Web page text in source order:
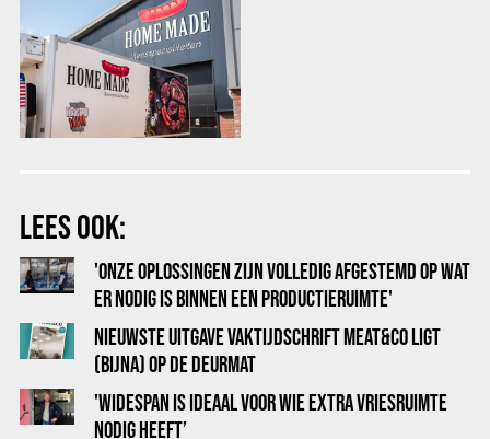
LEES OOK:
'ONZE OPLOSSINGEN ZIJN VOLLEDIG AFGESTEMD OP WAT
ER NODIG IS BINNEN EEN PRODUCTIERUIMTE'
NIEUWSTE UITGAVE VAKTIJDSCHRIFT MEAT&CO LIGT
(BIJNA) OP DE DEURMAT
'WIDESPAN IS IDEAAL VOOR WIE EXTRA VRIESRUIMTE
NODIG HEEFT’